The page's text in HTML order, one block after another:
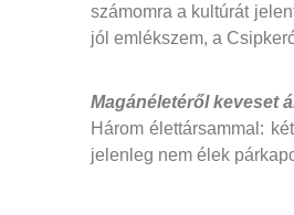
számomra a kultúrát
jól emlékszem, a
Magánéletéről keveset
Három élettársammal:
jelenleg nem élek